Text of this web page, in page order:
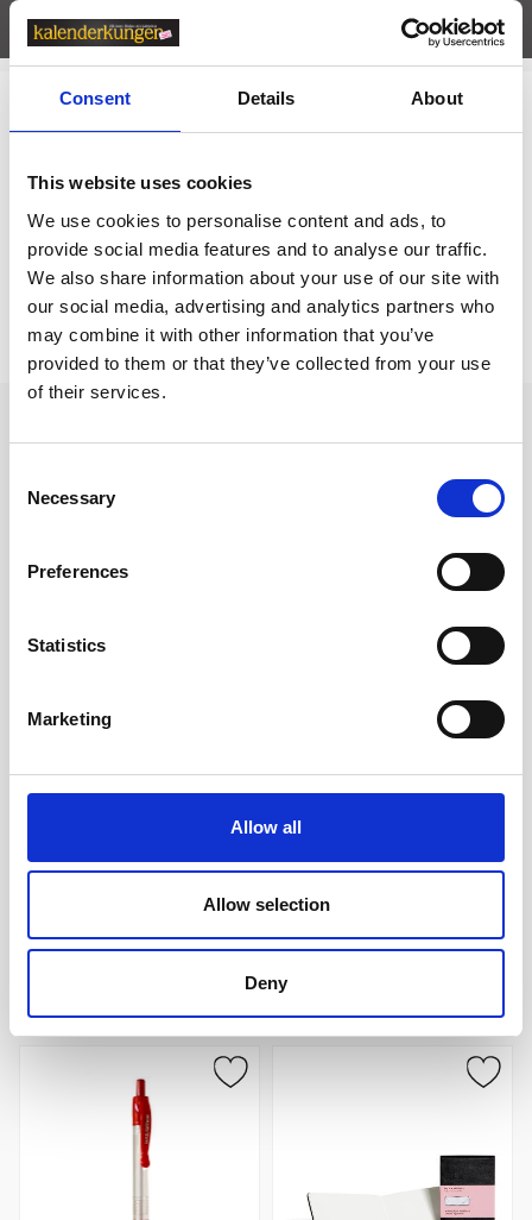
Consent Details About
This website uses cookies
We use cookies to personalise content and ads, to
provide social media features and to analyse our traffic.
We also share information about your use of our site with
our social media, advertising and analytics partners who
may combine it with other information that you’ve
provided to them or that they’ve collected from your use
of their services.
Selection
Necessary
Preferences
Statistics
Marketing
Allow all
Allow selection
Deny
Egenskaper
Relaterade kategorier
Moleskine
Moleskine /Moleskine Journals
Prishistorik
Lägsta pris senaste 30 dagarna är 249 kr (2026-08-08)
Andra köpte även